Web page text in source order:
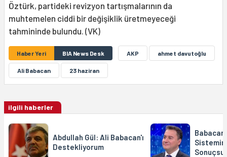
Öztürk, partideki revizyon tartışmalarının da
muhtemelen ciddi bir değişiklik üretmeyeceği
tahmininde bulundu. (VK)
Haber Yeri BIA News Desk AKP ahmet davutoğlu
Ali Babacan 23 haziran
ilgili haberler
Abdullah Gül: Ali Babacan'ı
Destekliyorum